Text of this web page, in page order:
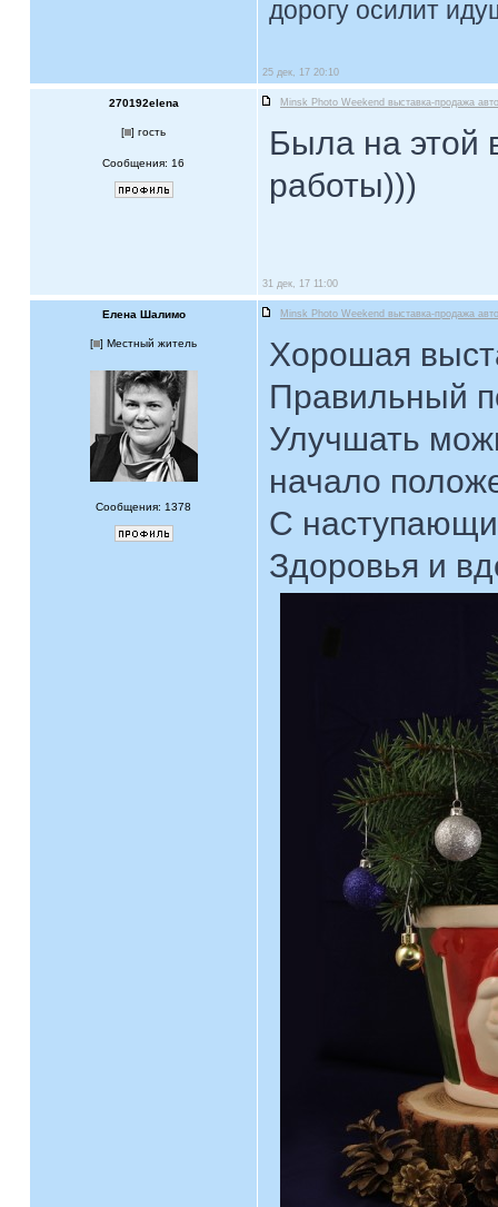
дорогу осилит
25 дек, 17 20:10
270192elena Minsk Photo Weekend выставка-продажа
[ ] гость
Сообщения: 16
Была на этой
работы)))
31 дек, 17 11:00
Елена Шалимо Minsk Photo Weekend выставка-продажа
[ ] Местный житель
Сообщения: 1378
Хорошая
Правильный
Улучшать
начало
С
Здоровья и